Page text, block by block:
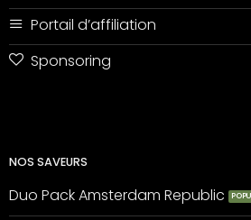
Portail d’affiliation
Sponsoring
NOS SAVEURS
Duo Pack Amsterdam Republic